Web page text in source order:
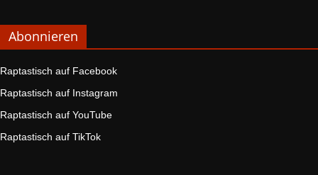
Abonnieren
Raptastisch auf Facebook
Raptastisch auf Instagram
Raptastisch auf YouTube
Raptastisch auf TikTok